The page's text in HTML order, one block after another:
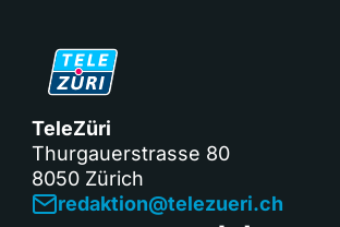
TeleZüri
Thurgauerstrasse 80
8050 Zürich
redaktion@telezueri.ch